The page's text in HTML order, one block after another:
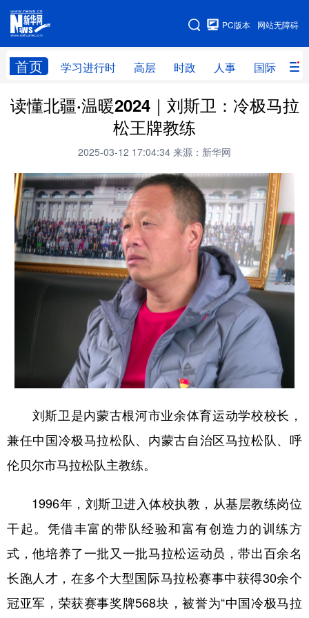
网站无障碍
PC版本
首页 学习进行时 高层 时政 人事 国际 财
网站地图
学习进行时 高层 时政 人事
财经 网评
全球连线
科技 科创 量子 体育
文化 书画 健康 军事
访谈 视频 图片 政务
法律 中央文件 金融 汽车
人居 信息化 数字经济
乡村振兴 银龄 溯源中国
旅游 能源
公益 一带一路 亚太网 上市公司
文化产业
地方频道
北京 天津 河北 山西
辽宁 吉林 上海 江苏
读懂北疆·温暖2024｜刘斯卫：冷极马拉
松王牌教练
2025-03-12 17:04:34 来源：新华网
刘斯卫是内蒙古根河市业余体育运动学校校长，
兼任中国冷极马拉松队、内蒙古自治区马拉松队、呼
伦贝尔市马拉松队主教练。
1996年，刘斯卫进入体校执教，从基层教练岗位
干起。凭借丰富的带队经验和富有创造力的训练方
式，他培养了一批又一批马拉松运动员，带出百余名
长跑人才，在多个大型国际马拉松赛事中获得30余个
冠亚军，荣获赛事奖牌568块，被誉为“中国冷极马拉